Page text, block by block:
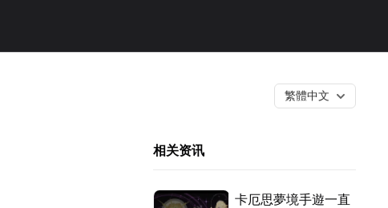
繁體中文
相关资讯
卡厄思夢境手遊一直